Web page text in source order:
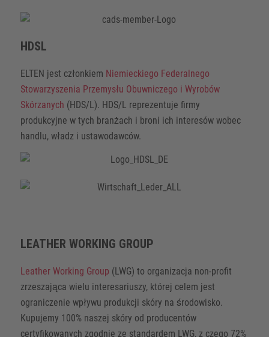
HDSL
ELTEN jest członkiem Niemieckiego Federalnego
Stowarzyszenia Przemysłu Obuwniczego i Wyrobów
Skórzanych (HDS/L). HDS/L reprezentuje firmy
produkcyjne w tych branżach i broni ich interesów wobec
handlu, władz i ustawodawców.
LEATHER WORKING GROUP
Leather Working Group (LWG) to organizacja non-profit
zrzeszająca wielu interesariuszy, której celem jest
ograniczenie wpływu produkcji skóry na środowisko.
Kupujemy 100% naszej skóry od producentów
certyfikowanych zgodnie ze standardem LWG, z czego 72%